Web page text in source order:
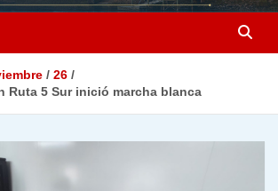
26
Ruta 5 Sur inició marcha blanca